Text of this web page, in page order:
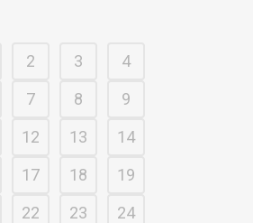
2 3
4
7 8
9
12 13
14
17 18
19
22 23
24